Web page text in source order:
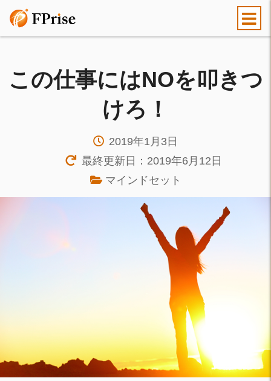
この仕事にはNOを叩きつ
けろ！
2019年1月3日
最終更新日：2019年6月12日
マインドセット